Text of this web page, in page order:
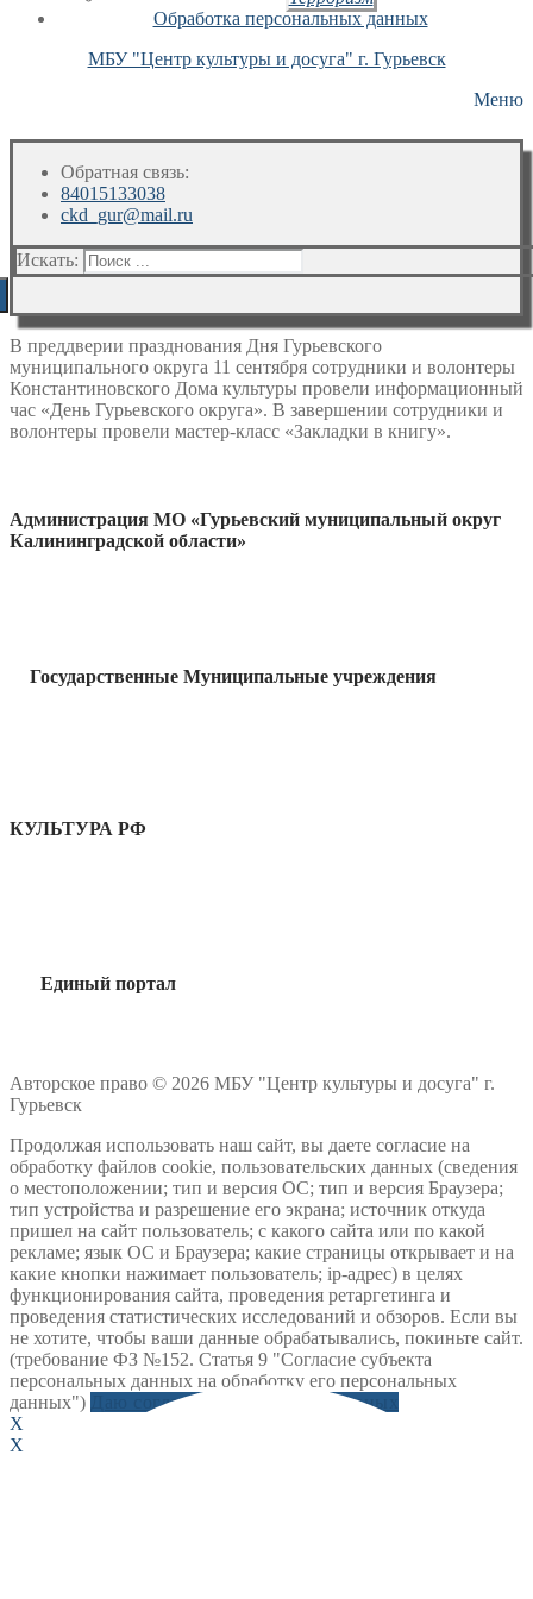
Обработка персональных данных
МБУ "Центр культуры и досуга" г. Гурьевск
Меню
Обратная связь:
84015133038
ckd_gur@mail.ru
Искать:
В преддверии празднования Дня Гурьевского
муниципального округа 11 сентября сотрудники и волонтеры
Константиновского Дома культуры провели информационный
час «День Гурьевского округа». В завершении сотрудники и
волонтеры провели мастер-класс «Закладки в книгу».
Администрация МО «Гурьевский муниципальный округ
Калининградской области»
Государственные Муниципальные учреждения
КУЛЬТУРА РФ
Единый портал
Авторское право © 2026 МБУ "Центр культуры и досуга" г.
Гурьевск
Продолжая использовать наш сайт, вы даете согласие на
обработку файлов cookie, пользовательских данных (сведения
о местоположении; тип и версия ОС; тип и версия Браузера;
тип устройства и разрешение его экрана; источник откуда
пришел на сайт пользователь; с какого сайта или по какой
рекламе; язык ОС и Браузера; какие страницы открывает и на
какие кнопки нажимает пользователь; ip-адрес) в целях
функционирования сайта, проведения ретаргетинга и
проведения статистических исследований и обзоров. Если вы
не хотите, чтобы ваши данные обрабатывались, покиньте сайт.
(требование ФЗ №152. Статья 9 "Согласие субъекта
персональных данных на обработку его персональных
данных")
Даю согласие на обработку данных
X
X